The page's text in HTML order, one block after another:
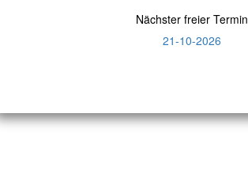
Nächster freier Termin
21-10-2026